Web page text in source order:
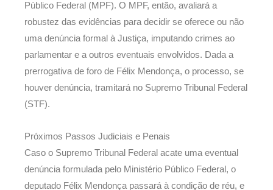
Público Federal (MPF). O MPF, então, avaliará a
robustez das evidências para decidir se oferece ou não
uma denúncia formal à Justiça, imputando crimes ao
parlamentar e a outros eventuais envolvidos. Dada a
prerrogativa de foro de Félix Mendonça, o processo, se
houver denúncia, tramitará no Supremo Tribunal Federal
(STF).
Próximos Passos Judiciais e Penais
Caso o Supremo Tribunal Federal acate uma eventual
denúncia formulada pelo Ministério Público Federal, o
deputado Félix Mendonça passará à condição de réu, e